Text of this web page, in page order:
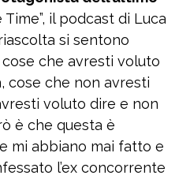
Time”, il podcast di Luca
si sentono
cose che avresti voluto
cose che non avresti
voluto dire e non
è che questa è
mi abbiano mai fatto e
l’ex concorrente